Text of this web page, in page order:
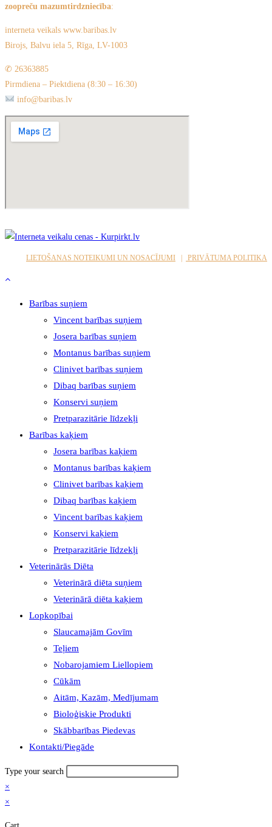
zoopreču mazumtirdzniecība:
interneta veikals www.baribas.lv
Birojs, Balvu iela 5, Rīga, LV-1003
✆ 26363885
Pirmdiena – Piektdiena (8:30 – 16:30)
info@baribas.lv
LIETOŠANAS NOTEIKUMI UN NOSACĪJUMI PRIVĀTUMA POLITIKA
Barības suņiem
Vincent barības suņiem
Josera barības suņiem
Montanus barības suņiem
Clinivet barības suņiem
Dibaq barības suņiem
Konservi suņiem
Pretparazitārie līdzekļi
Barības kaķiem
Josera barības kaķiem
Montanus barības kaķiem
Clinivet barības kaķiem
Dibaq barības kaķiem
Vincent barības kaķiem
Konservi kaķiem
Pretparazitārie līdzekļi
Veterinārās Diēta
Veterinārā diēta suņiem
Veterinārā diēta kaķiem
Lopkopībai
Slaucamajām Govīm
Teļiem
Nobarojamiem Liellopiem
Cūkām
Aitām, Kazām, Medījumam
Bioloģiskie Produkti
Skābbarības Piedevas
Kontakti/Piegāde
Type your search
×
×